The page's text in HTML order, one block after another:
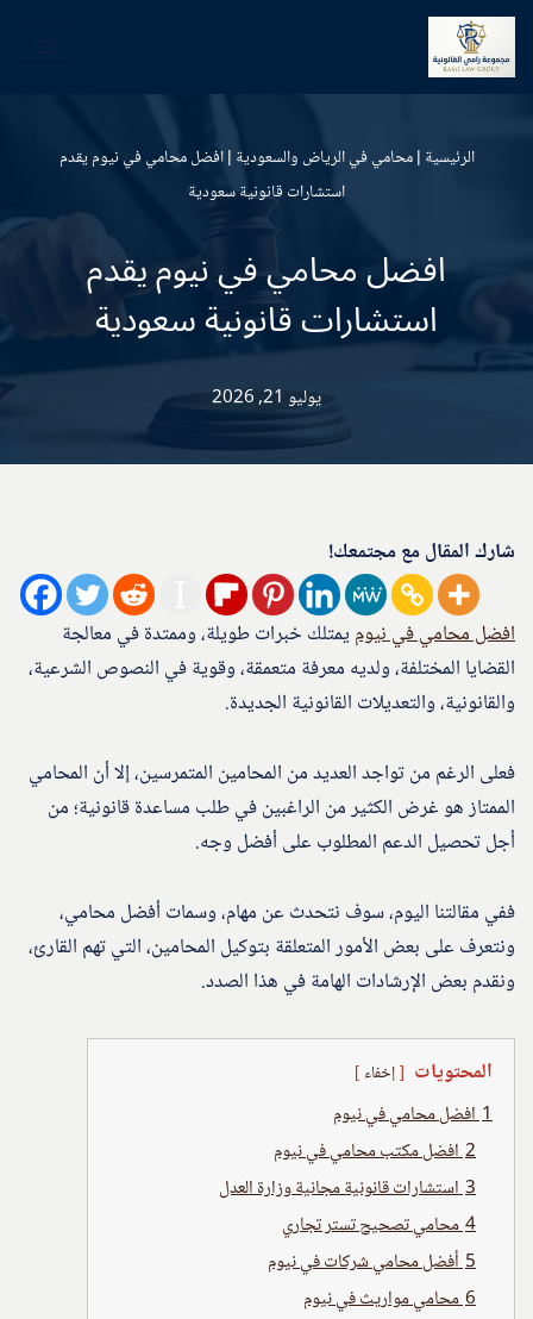
تخطى
الرئيسية |محامي في الرياض والسعودية |افضل محامي في نيوم يقدم
استشارات قانونية سعودية
افضل محامي في نيوم يقدم
استشارات قانونية سعودية
يوليو 21, 2026
شارك المقال مع مجتمعك!
افضل محامي في نيوم يمتلك خبرات طويلة، وممتدة في معالجة
القضايا المختلفة، ولديه معرفة متعمقة، وقوية في النصوص الشرعية،
والقانونية، والتعديلات القانونية الجديدة.
فعلى الرغم من تواجد العديد من المحامين المتمرسين، إلا أن المحامي
الممتاز هو غرض الكثير من الراغبين في طلب مساعدة قانونية؛ من
أجل تحصيل الدعم المطلوب على أفضل وجه.
ففي مقالتنا اليوم، سوف نتحدث عن مهام، وسمات أفضل محامي،
ونتعرف على بعض الأمور المتعلقة بتوكيل المحامين، التي تهم القارئ،
ونقدم بعض الإرشادات الهامة في هذا الصدد.
المحتويات إخفاء
1افضل محامي في نيوم
2افضل مكتب محامي في نيوم
3استشارات قانونية مجانية وزارة العدل
4محامي تصحيح تستر تجاري
5أفضل محامي شركات في نيوم
6محامي مواريث في نيوم